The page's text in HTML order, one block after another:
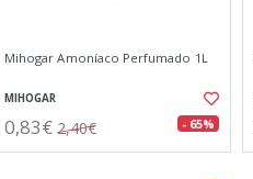
Mihogar Amoníaco Perfumado 1L
MIHOGAR
0,83€ 2,40€ - 65%